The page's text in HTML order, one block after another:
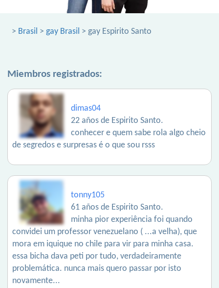
> Brasil > gay Brasil > gay Espirito Santo
Miembros registrados:
dimas04
22 años de Espirito Santo.
conhecer e quem sabe rola algo cheio
de segredos e surpresas é o que sou rsss
tonny105
61 años de Espirito Santo.
minha pior experiência foi quando
convidei um professor venezuelano ( ...a velha), que
mora em iquique no chile para vir para minha casa.
essa bicha dava peti por tudo, verdadeiramente
problemática. nunca mais quero passar por isto
novamente...